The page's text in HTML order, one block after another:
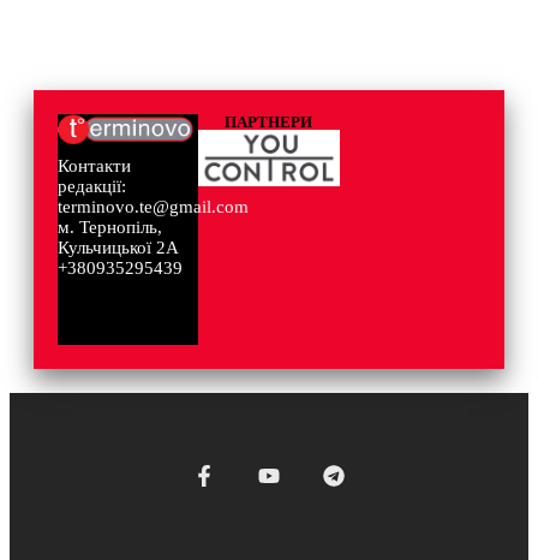
Контакти
редакції:
terminovo.te@gmail.com
м. Тернопіль,
Кульчицької 2А
+380935295439
ПАРТНЕРИ